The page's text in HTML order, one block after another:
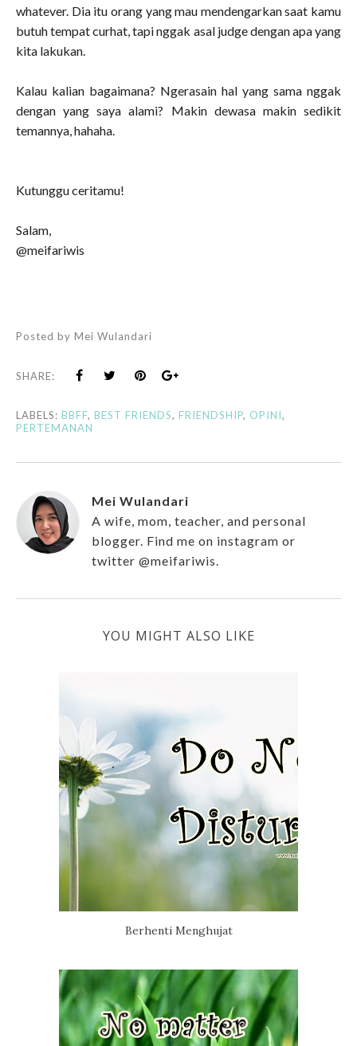
whatever. Dia itu orang yang mau mendengarkan saat kamu
butuh tempat curhat, tapi nggak asal judge dengan apa yang
kita lakukan.
Kalau kalian bagaimana? Ngerasain hal yang sama nggak
dengan yang saya alami? Makin dewasa makin sedikit
temannya, hahaha.
Kutunggu ceritamu!
Salam,
@meifariwis
Posted by Mei Wulandari
SHARE:
LABELS: BBFF, BEST FRIENDS, FRIENDSHIP, OPINI,
PERTEMANAN
Mei Wulandari
A wife, mom, teacher, and personal
blogger. Find me on instagram or
twitter @meifariwis.
YOU MIGHT ALSO LIKE
Berhenti Menghujat